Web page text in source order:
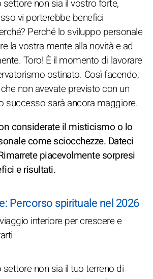
non sia il vostro forte,
vi porterebbe benefici
Perché lo sviluppo personale
la vostra mente alla novità e ad
Toro! È il momento di lavorare
ostinato. Così facendo,
non avevate previsto con un
successo sarà ancora maggiore.
considerate il misticismo o lo
come sciocchezze. Dateci
piacevolmente sorpresi
e risultati.
Percorso spirituale nel 2026
interiore per crescere e
non sia il tuo terreno di